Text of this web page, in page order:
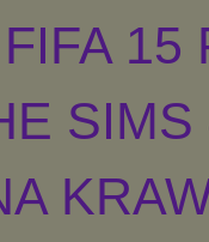
FIFA 15
SIMS